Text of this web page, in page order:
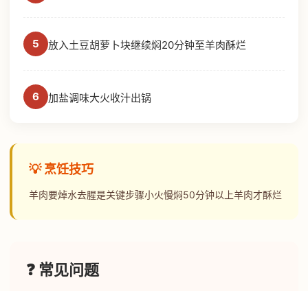
5 放入土豆胡萝卜块继续焖20分钟至羊肉酥烂
6 加盐调味大火收汁出锅
💡 烹饪技巧
羊肉要焯水去腥是关键步骤小火慢焖50分钟以上羊肉才酥烂
❓ 常见问题